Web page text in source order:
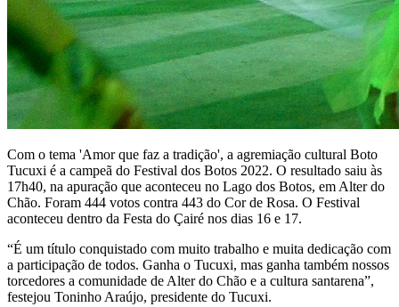
Com o tema 'Amor que faz a tradição', a agremiação cultural Boto
Tucuxi é a campeã do Festival dos Botos 2022. O resultado saiu às
17h40, na apuração que aconteceu no Lago dos Botos, em Alter do
Chão. Foram 444 votos contra 443 do Cor de Rosa. O Festival
aconteceu dentro da Festa do Çairé nos dias 16 e 17.
“É um título conquistado com muito trabalho e muita dedicação com
a participação de todos. Ganha o Tucuxi, mas ganha também nossos
torcedores a comunidade de Alter do Chão e a cultura santarena”,
festejou Toninho Araújo, presidente do Tucuxi.